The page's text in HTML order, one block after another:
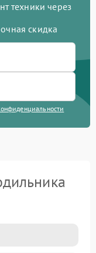
техники через
скидка